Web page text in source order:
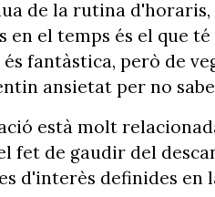
de la rutina
en el temps és el que
és fantàstica, però de
ansietat per no
està molt
fet de gaudir del
d'interès definides en